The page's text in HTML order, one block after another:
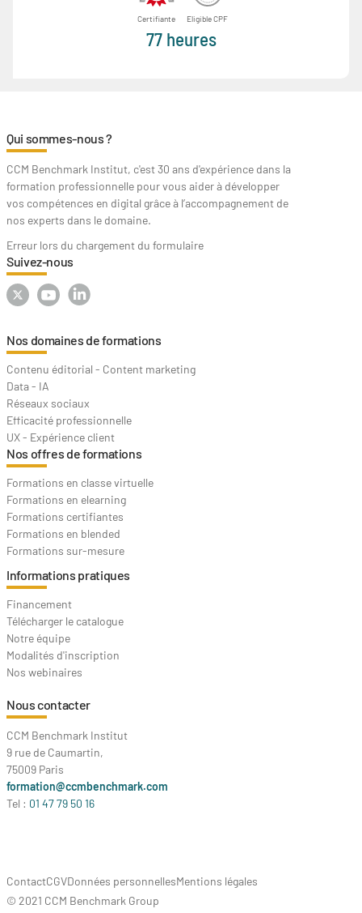
Certifiante Eligible CPF
77 heures
Qui sommes-nous ?
CCM Benchmark Institut, c'est 30 ans d'expérience dans la
formation professionnelle pour vous aider à développer
vos compétences en digital grâce à l’accompagnement de
nos experts dans le domaine.
Erreur lors du chargement du formulaire
Suivez-nous
Nos domaines de formations
Contenu éditorial - Content marketing
Data - IA
Réseaux sociaux
Efficacité professionnelle
UX - Expérience client
Nos offres de formations
Formations en classe virtuelle
Formations en elearning
Formations certifiantes
Formations en blended
Formations sur-mesure
Informations pratiques
Financement
Télécharger le catalogue
Notre équipe
Modalités d'inscription
Nos webinaires
Nous contacter
CCM Benchmark Institut
9 rue de Caumartin,
75009 Paris
formation@ccmbenchmark.com
Tel : 01 47 79 50 16
ContactCGVDonnées personnellesMentions légales
© 2021 CCM Benchmark Group